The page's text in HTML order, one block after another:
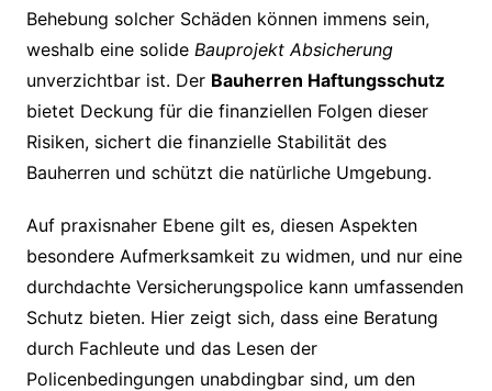
Behebung solcher Schäden können immens sein,
weshalb eine solide Bauprojekt Absicherung
unverzichtbar ist. Der Bauherren Haftungsschutz
bietet Deckung für die finanziellen Folgen dieser
Risiken, sichert die finanzielle Stabilität des
Bauherren und schützt die natürliche Umgebung.
Auf praxisnaher Ebene gilt es, diesen Aspekten
besondere Aufmerksamkeit zu widmen, und nur eine
durchdachte Versicherungspolice kann umfassenden
Schutz bieten. Hier zeigt sich, dass eine Beratung
durch Fachleute und das Lesen der
Policenbedingungen unabdingbar sind, um den